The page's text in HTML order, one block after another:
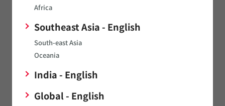
Africa
Southeast Asia - English
South-east Asia
Oceania
India - English
Global - English
民生機器－差動伝送
運輸・設備・商用エネルギー関連を除く産業機器